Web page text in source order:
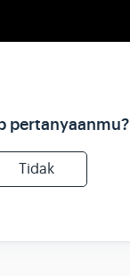
pertanyaanmu?
Tidak